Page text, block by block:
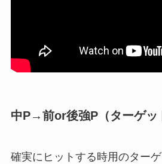
中P→前or後強P（ターゲッ
確実にヒットする時用のター